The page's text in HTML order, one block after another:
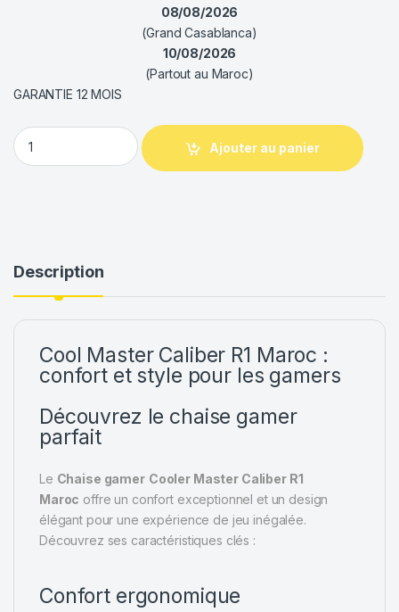
08/08/2026
(Grand Casablanca)
10/08/2026
(Partout au Maroc)
GARANTIE 12 MOIS
Cooler Master Caliber R1 quantity
Ajouter au panier
Description
Cool Master Caliber R1 Maroc :
confort et style pour les gamers
Découvrez le chaise gamer
parfait
Le Chaise gamer Cooler Master Caliber R1
Maroc offre un confort exceptionnel et un design
élégant pour une expérience de jeu inégalée.
Découvrez ses caractéristiques clés :
Confort ergonomique